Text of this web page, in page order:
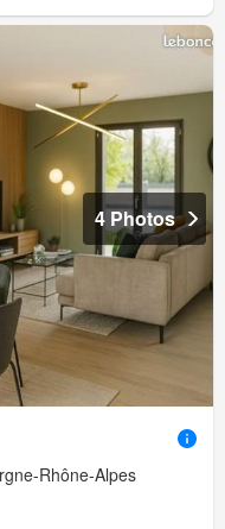
4 Photos
Rhône-Alpes